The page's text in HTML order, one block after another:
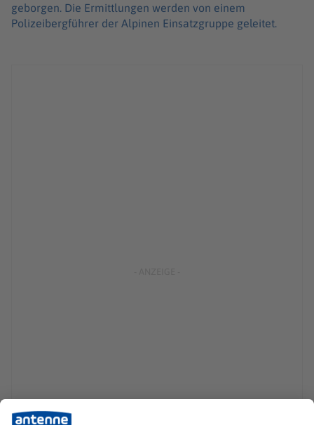
geborgen. Die Ermittlungen werden von einem
Polizeibergführer der Alpinen Einsatzgruppe geleitet.